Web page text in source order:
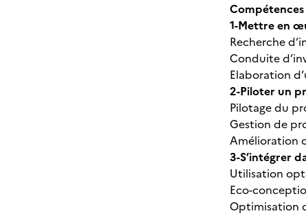
1-Mettre en
Recherche
Conduite
Elaboration
2-Piloter un
Pilotage du
Gestion de
Amélioration
3-S’intégrer
Utilisation
Eco-
Optimisation